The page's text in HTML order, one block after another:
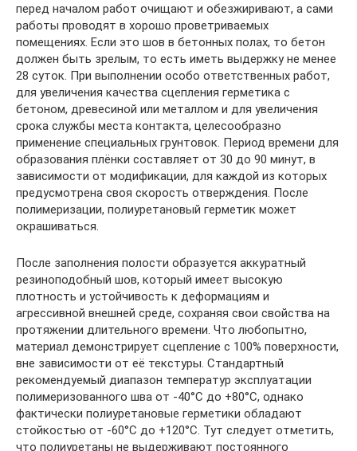
перед началом работ очищают и обезжиривают, а сами
работы проводят в хорошо проветриваемых
помещениях. Если это шов в бетонных полах, то бетон
должен быть зрелым, то есть иметь выдержку не менее
28 суток. При выполнении особо ответственных работ,
для увеличения качества сцепления герметика с
бетоном, древесиной или металлом и для увеличения
срока службы места контакта, целесообразно
применение специальных грунтовок. Период времени для
образования плёнки составляет от 30 до 90 минут, в
зависимости от модификации, для каждой из которых
предусмотрена своя скорость отверждения. После
полимеризации, полиуретановый герметик может
окрашиваться.
После заполнения полости образуется аккуратный
резиноподобный шов, который имеет высокую
плотность и устойчивость к деформациям и
агрессивной внешней среде, сохраняя свои свойства на
протяжении длительного времени. Что любопытно,
материал демонстрирует сцепление с 100% поверхности,
вне зависимости от её текстуры. Стандартный
рекомендуемый диапазон температур эксплуатации
полимеризованного шва от -40°С до +80°С, однако
фактически полиуретановые герметики обладают
стойкостью от -60°С до +120°С. Тут следует отметить,
что полиуретаны не выдерживают постоянного